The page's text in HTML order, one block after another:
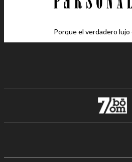
Porque el verdadero